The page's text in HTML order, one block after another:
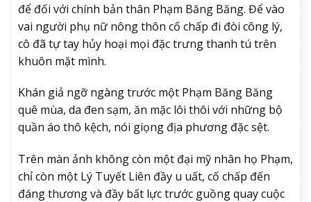
để đối với chính bản thân Phạm Băng Băng. Để vào
vai người phụ nữ nông thôn cố chấp đi đòi công lý,
cô đã tự tay hủy hoại mọi đặc trưng thanh tú trên
khuôn mặt mình.
Khán giả ngỡ ngàng trước một Phạm Băng Băng
quê mùa, da đen sạm, ăn mặc lôi thôi với những bộ
quần áo thô kệch, nói giọng địa phương đặc sệt.
Trên màn ảnh không còn một đại mỹ nhân họ Phạm,
chỉ còn một Lý Tuyết Liên đầy u uất, cố chấp đến
đáng thương và đầy bất lực trước guồng quay cuộc